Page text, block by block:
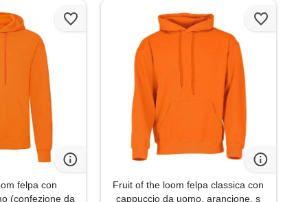
felpa con
(confezione da
Fruit of the loom felpa classica con
cappuccio da uomo, arancione, s